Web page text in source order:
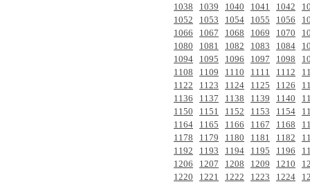
1038
1039 1040 1041 1042
1052
1053 1054 1055 1056
1066
1067 1068 1069 1070
1080
1081 1082 1083 1084
1094
1095 1096 1097 1098
1108
1109 1110 1111 1112
1122
1123 1124 1125 1126
1136
1137 1138 1139 1140
1150
1151 1152 1153 1154
1164
1165 1166 1167 1168
1178
1179 1180 1181 1182
1192
1193 1194 1195 1196
1206
1207 1208 1209 1210
1220
1221 1222 1223 1224